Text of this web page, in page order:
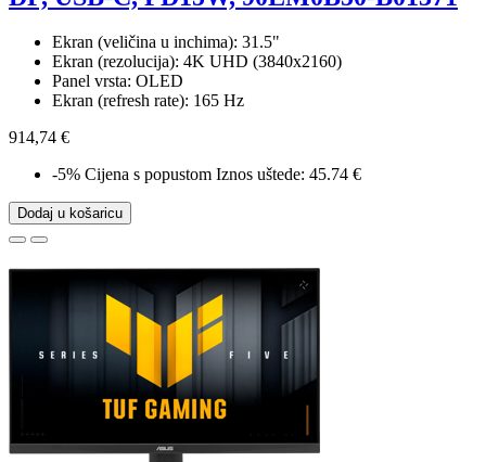
Ekran (veličina u inchima): 31.5"
Ekran (rezolucija): 4K UHD (3840x2160)
Panel vrsta: OLED
Ekran (refresh rate): 165 Hz
914,74 €
-5% Cijena s popustom Iznos uštede: 45.74 €
Dodaj u košaricu